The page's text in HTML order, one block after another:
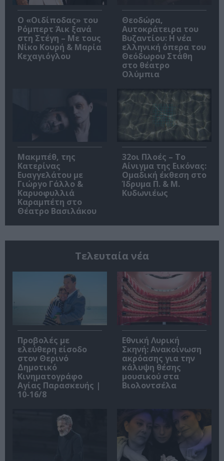
O «Οιδίποδας» του
Ρόμπερτ Άικ ξανά
στη Στέγη – Με τους
Νίκο Κουρή & Μαρία
Κεχαγιόγλου
Θεοδώρα,
Αυτοκράτειρα του
Βυζαντίου: Η νέα
ελληνική όπερα του
Θεόδωρου Στάθη
στο θέατρο
Ολύμπια
Μακμπέθ, της
Κατερίνας
Ευαγγελάτου με
Γιώργο Γάλλο &
Καρυοφυλλιά
Καραμπέτη στο
Θέατρο Βασιλάκου
32οι Πλοές – Το
Αίνιγμα της Εικόνας:
Ομαδική έκθεση στο
Ίδρυμα Π. & Μ.
Κυδωνιέως
Τελευταία νέα
Προβολές με
ελεύθερη είσοδο
στον Θερινό
Δημοτικό
Κινηματογράφο
Αγίας Παρασκευής |
10-16/8
Εθνική Λυρική
Σκηνή: Ανακοίνωση
ακρόασης για την
κάλυψη θέσης
μουσικού στα
Βιολοντσέλα